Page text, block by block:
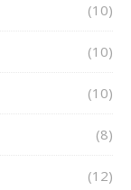
(10)
(10)
(10)
(8)
(12)